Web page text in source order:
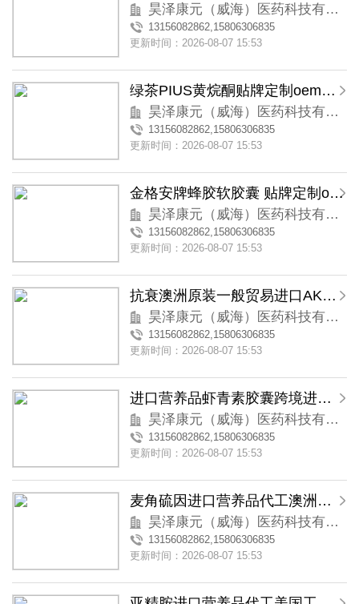
昊泽康元（威海）医药科技有限公司
13156082862,15806306835
更新时间：2026-08-07 15:53
绿茶PIUS黄烷酮贴牌定制oem代加工批发供货大包进口营养品
昊泽康元（威海）医药科技有限公司
13156082862,15806306835
更新时间：2026-08-07 15:53
金格安牌蜂胶软胶囊 贴牌定制oem代加工蜂胶提取物
昊泽康元（威海）医药科技有限公司
13156082862,15806306835
更新时间：2026-08-07 15:53
抗衰澳洲原装一般贸易进口AKG营养品代加工麦角硫因
昊泽康元（威海）医药科技有限公司
13156082862,15806306835
更新时间：2026-08-07 15:53
进口营养品虾青素胶囊跨境进口营养品代加工澳洲进口
昊泽康元（威海）医药科技有限公司
13156082862,15806306835
更新时间：2026-08-07 15:53
麦角硫因进口营养品代工澳洲工厂提货 溯源 跨境代工
昊泽康元（威海）医药科技有限公司
13156082862,15806306835
更新时间：2026-08-07 15:53